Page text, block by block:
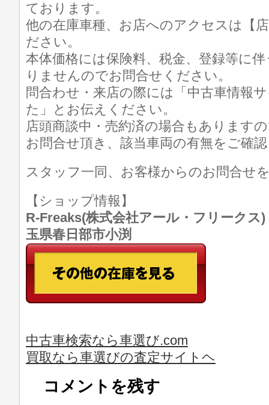
ております。
他の在庫車種、お店へのアクセスは【
ださい。
本体価格には保険料、税金、登録等に
りませんのでお問合せください。
問合わせ・来店の際には「中古車情報
た」とお伝えください。
店頭商談中・売約済の場合もあります
お問合せ頂き、該当車両の有無をご確
スタッフ一同、お客様からのお問合せ
【ショップ情報】
R-Freaks(株式会社アール・フリーク
玉県春日部市小渕
中古車検索なら車選び.com
買取なら車選びの査定サイトヘ
コメントを残す